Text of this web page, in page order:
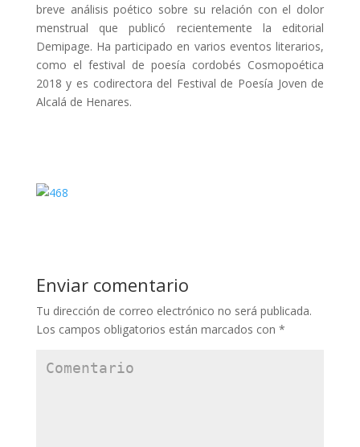
breve análisis poético sobre su relación con el dolor
menstrual que publicó recientemente la editorial
Demipage. Ha participado en varios eventos literarios,
como el festival de poesía cordobés Cosmopoética
2018 y es codirectora del Festival de Poesía Joven de
Alcalá de Henares.
Enviar comentario
Tu dirección de correo electrónico no será publicada.
Los campos obligatorios están marcados con *